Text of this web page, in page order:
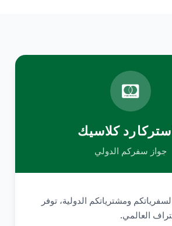
كلاسيك
جواز سفركم الدولي
ومشترياتكم الدولية، توفر
العالمي.